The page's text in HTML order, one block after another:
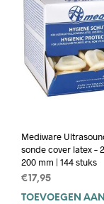
Mediware
sonde cover latex –
200 mm | 144 stuks
€ 17,95
TOEVOEGEN AAN